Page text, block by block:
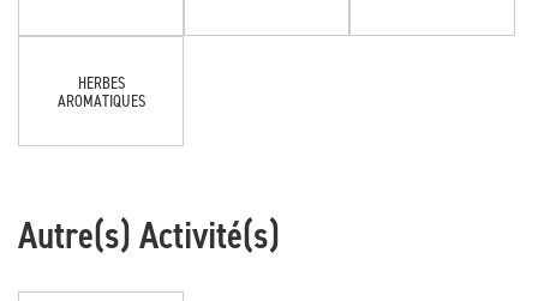
HERBES
AROMATIQUES
Autre(s) Activité(s)